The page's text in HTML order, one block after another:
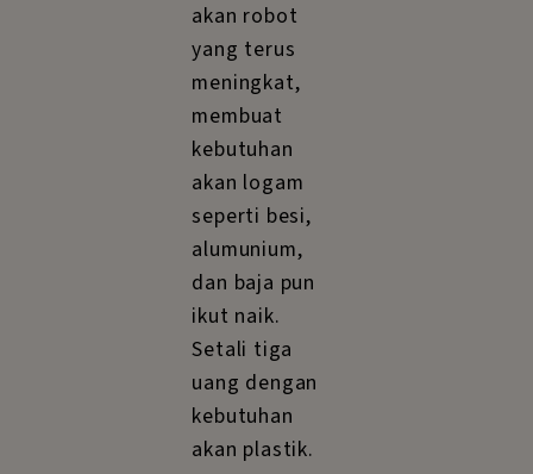
akan robot
yang terus
meningkat,
membuat
kebutuhan
akan logam
seperti besi,
alumunium,
dan baja pun
ikut naik.
Setali tiga
uang dengan
kebutuhan
akan plastik.